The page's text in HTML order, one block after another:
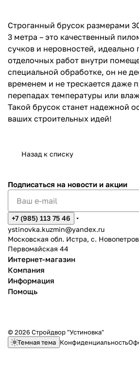
Строганный брусок размерами
3 метра – это качественный
сучков и неровностей,
отделочных работ внутри
специальной обработке, он не
временем и не трескается даже
перепадах температуры или
Такой брусок станет надежной
ваших строительных идей!
Назад к списку
Подписаться на новости и акции
+7 (985) 113 75 46
ystinovka.kuzmin@yandex.ru
Московская обл. Истра, с.
Первомайская 44
Интернет-магазин
Компания
Информация
Помощь
© 2026 Стройдвор "Устиновка"
Темная тема Конфиденциальность